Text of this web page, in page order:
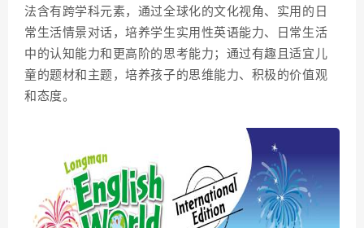
法含有跨学科元素，通过全球化的文化视角、实用的日
常生活情景对话，培养学生实用性英语能力、日常生活
中的认知能力和更高阶的思考能力；通过有趣且适宜儿
童的题材和主题，培养孩子的思维能力、积极的价值观
和态度。